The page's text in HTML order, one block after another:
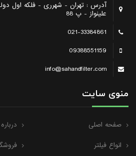
آدرس : تهران - شهرری - فلکه اول
علینواز - پ 88
021-33384861
09388551159
info@sahandfilter.com
منوی سایت
صفحه اصلی
انواع فیلتر